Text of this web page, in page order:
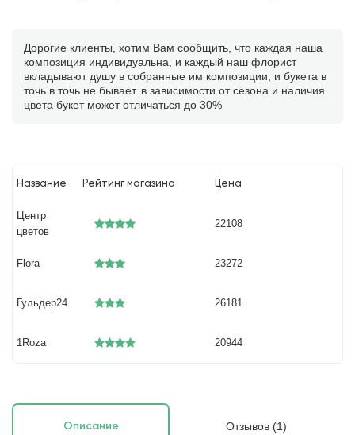
Дорогие клиенты, хотим Вам сообщить, что каждая наша
композиция индивидуальна, и каждый наш флорист
вкладывают душу в собранные им композиции, и букета в
точь в точь не бывает. в зависимости от сезона и наличия
цвета букет может отличаться до 30%
Название Рейтинг магазина Цена
Центр
цветов
22108
Flora 23272
Гульдер24 26181
1Roza 20944
Описание Отзывов (1)